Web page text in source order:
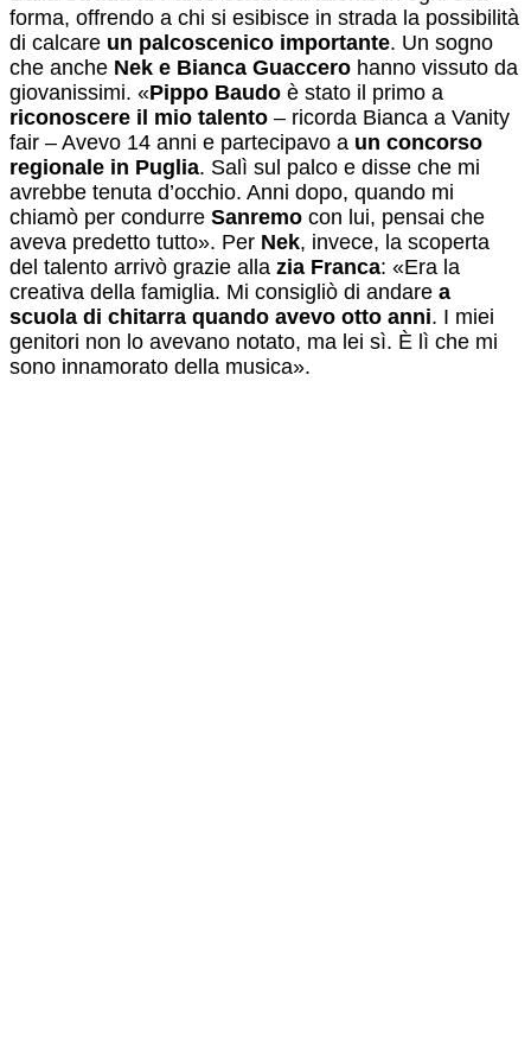
forma, offrendo a chi si esibisce in strada la possibilità
di calcare un palcoscenico importante. Un sogno
che anche Nek e Bianca Guaccero hanno vissuto da
giovanissimi. «Pippo Baudo è stato il primo a
riconoscere il mio talento – ricorda Bianca a Vanity
fair – Avevo 14 anni e partecipavo a un concorso
regionale in Puglia. Salì sul palco e disse che mi
avrebbe tenuta d’occhio. Anni dopo, quando mi
chiamò per condurre Sanremo con lui, pensai che
aveva predetto tutto». Per Nek, invece, la scoperta
del talento arrivò grazie alla zia Franca: «Era la
creativa della famiglia. Mi consigliò di andare a
scuola di chitarra quando avevo otto anni. I miei
genitori non lo avevano notato, ma lei sì. È lì che mi
sono innamorato della musica».